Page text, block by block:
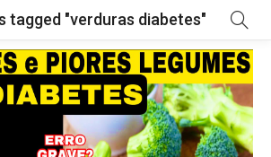
tagged "verduras diabetes"